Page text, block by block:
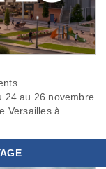
24 au 26 novembre
Versailles à